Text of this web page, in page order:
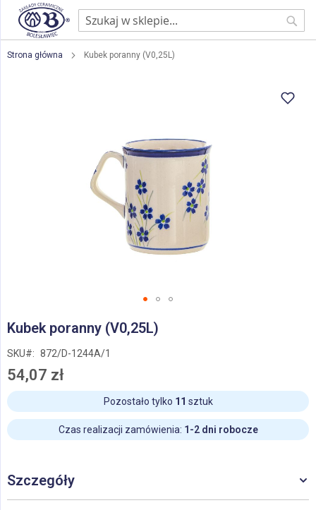
Strona główna Kubek poranny (V0,25L)
na
galerii
Kubek poranny (V0,25L)
SKU 872/D-1244A/1
54,07 zł
Pozostało tylko 11 sztuk
Czas realizacji zamówienia: 1-2 dni robocze
Szczegóły